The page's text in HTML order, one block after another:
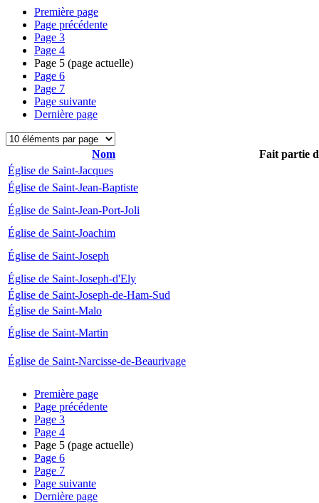
Première page
Page précédente
Page 3
Page 4
Page 5 (page actuelle)
Page 6
Page 7
Page suivante
Dernière page
Nom
Fait partie
Église de Saint-Jacques
Église de Saint-Jean-Baptiste
Église de Saint-Jean-Port-Joli
Église de Saint-Joachim
Église de Saint-Joseph
Église de Saint-Joseph-d'Ely
Église de Saint-Joseph-de-Ham-Sud
Église de Saint-Malo
Église de Saint-Martin
Église de Saint-Narcisse-de-Beaurivage
Première page
Page précédente
Page 3
Page 4
Page 5 (page actuelle)
Page 6
Page 7
Page suivante
Dernière page